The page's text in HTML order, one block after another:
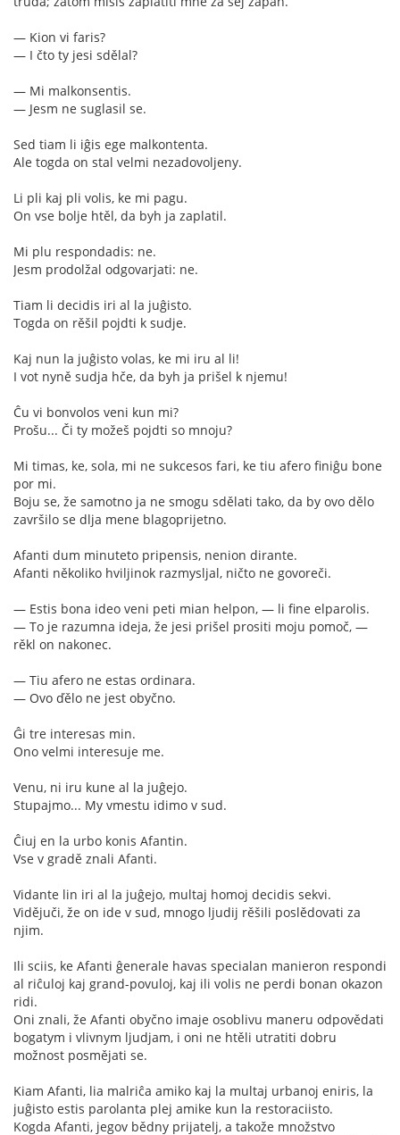
— Kion vi faris?
— I čto ty jesi sdělal?
— Mi malkonsentis.
— Jesm ne suglasil se.
Sed tiam li iĝis ege malkontenta.
Ale togda on stal velmi nezadovoljeny.
Li pli kaj pli volis, ke mi pagu.
On vse bolje htěl, da byh ja zaplatil.
Mi plu respondadis: ne.
Jesm prodolžal odgovarjati: ne.
Tiam li decidis iri al la juĝisto.
Togda on rěšil pojdti k sudje.
Kaj nun la juĝisto volas, ke mi iru al li!
I vot nyně sudja hče, da byh ja prišel k njemu!
Ĉu vi bonvolos veni kun mi?
Prošu... Či ty možeš pojdti so mnoju?
Mi timas, ke, sola, mi ne sukcesos fari, ke tiu afero finiĝu bone
por mi.
Boju se, že samotno ja ne smogu sdělati tako, da by ovo dělo
završilo se dlja mene blagoprijetno.
Afanti dum minuteto pripensis, nenion dirante.
Afanti několiko hviljinok razmysljal, ničto ne govoreči.
— Estis bona ideo veni peti mian helpon, — li fine elparolis.
— To je razumna ideja, že jesi prišel prositi moju pomoč, —
rěkl on nakonec.
— Tiu afero ne estas ordinara.
— Ovo ďělo ne jest obyčno.
Ĝi tre interesas min.
Ono velmi interesuje me.
Venu, ni iru kune al la juĝejo.
Stupajmo... My vmestu idimo v sud.
Ĉiuj en la urbo konis Afantin.
Vse v gradě znali Afanti.
Vidante lin iri al la juĝejo, multaj homoj decidis sekvi.
Vidějuči, že on ide v sud, mnogo ljudij rěšili poslědovati za
njim.
Ili sciis, ke Afanti ĝenerale havas specialan manieron respondi
al riĉuloj kaj grand-povuloj, kaj ili volis ne perdi bonan okazon
ridi.
Oni znali, že Afanti obyčno imaje osoblivu maneru odpovědati
bogatym i vlivnym ljudjam, i oni ne htěli utratiti dobru
možnost posmějati se.
Kiam Afanti, lia malriĉa amiko kaj la multaj urbanoj eniris, la
juĝisto estis parolanta plej amike kun la restoraciisto.
Kogda Afanti, jegov bědny prijatelj, a takože množstvo